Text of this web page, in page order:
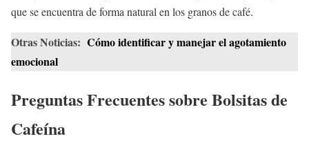
que se encuentra de forma natural en los granos de café.
Otras Noticias: Cómo identificar y manejar el agotamiento
emocional
Preguntas Frecuentes sobre Bolsitas de
Cafeína